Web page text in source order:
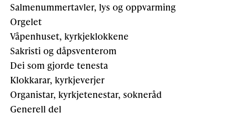
Salmenummertavler, lys og oppvarming
Orgelet
Våpenhuset, kyrkjeklokkene
Sakristi og dåpsventerom
Dei som gjorde tenesta
Klokkarar, kyrkjeverjer
Organistar, kyrkjetenestar, sokneråd
Generell del